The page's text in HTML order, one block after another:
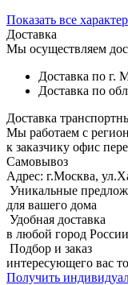
Показать все
Доставка
Мы осуществляем
Доставка по г.
Доставка по
Доставка
Мы работаем с
к заказчику офис
Самовывоз
Адрес: г.Москва,
Уникальные
для вашего дома
Удобная доставка
в любой город России
Подбор и заказ
интересующего вас
Получить